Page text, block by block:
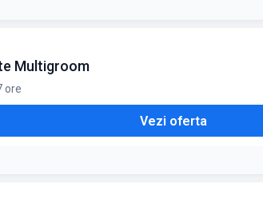
Multigroom
ore
Vezi oferta